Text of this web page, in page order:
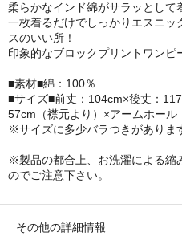
柔らかなインド綿がサラッとして
一枚着るだけでしっかりエスニッ
スのいい所！
印象的なブロックプリントワンピ
■素材■綿：100％
■サイズ■前丈：104cm×後丈：
57cm（襟元より）×アームホール
※サイズに多少バラつきがありま
※製品の都合上、お洗濯による縮
のでご注意下さい。
その他の詳細情報